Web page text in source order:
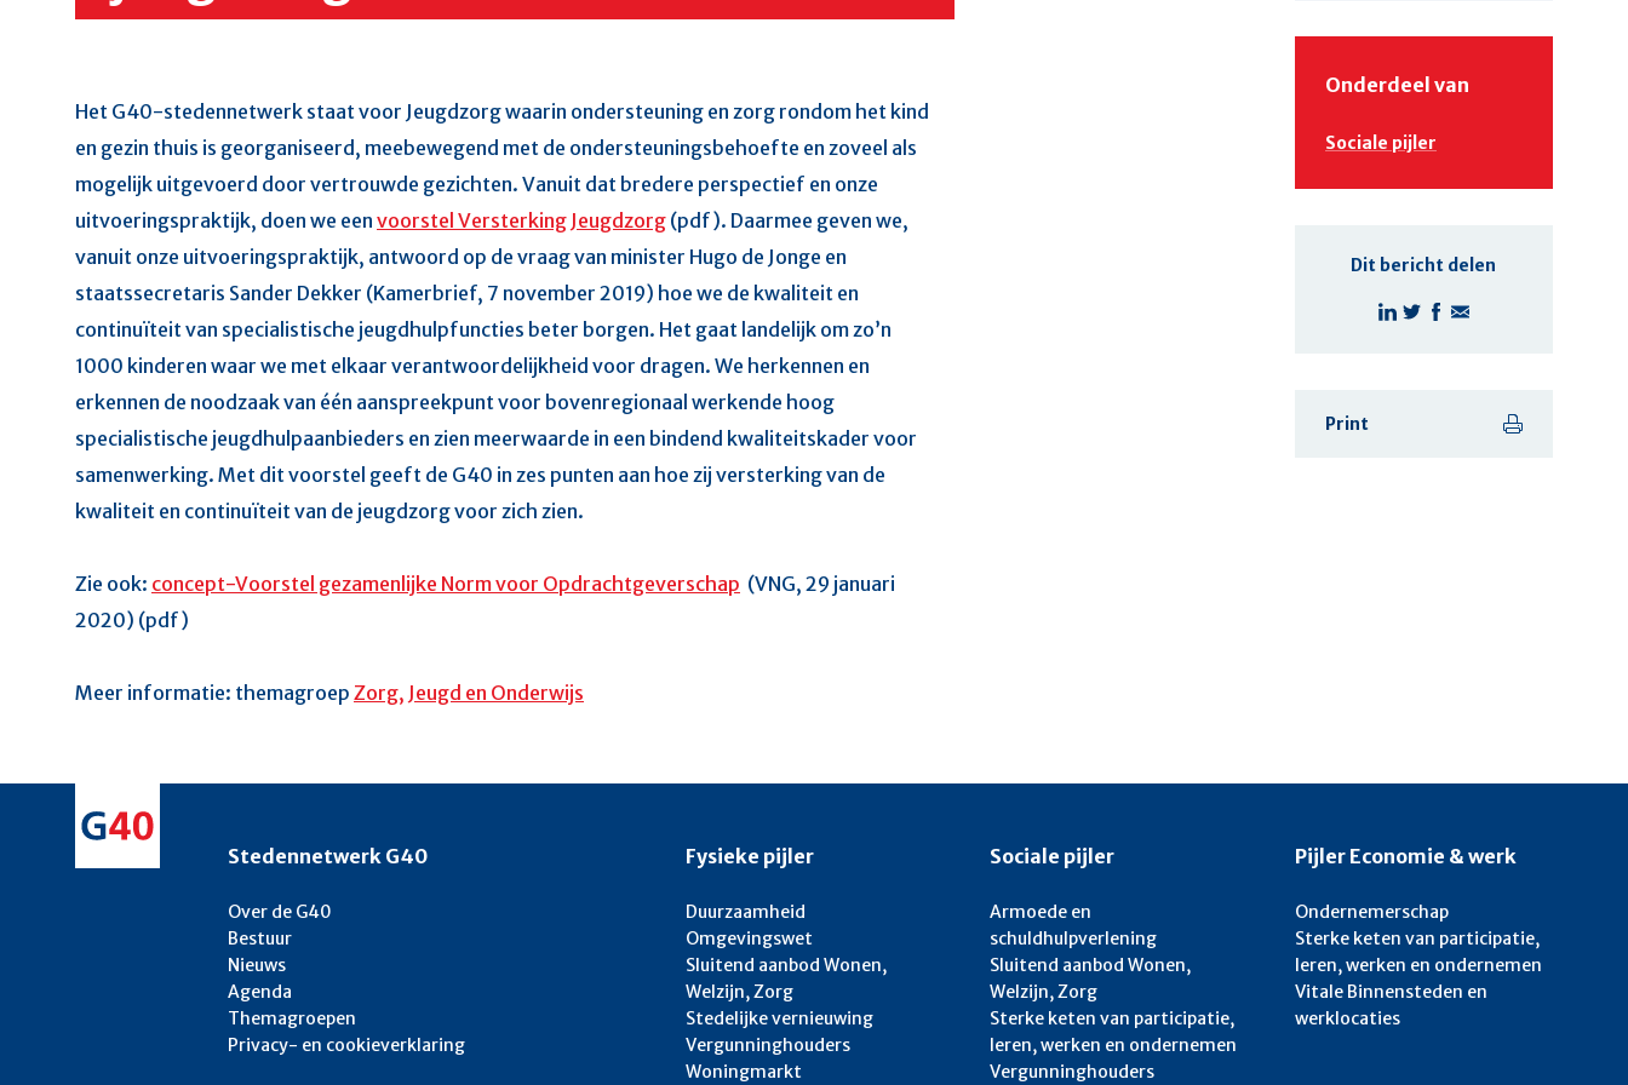
Het G40-stedennetwerk staat voor Jeugdzorg waarin ondersteuning en zorg rondom het kind
en gezin thuis is georganiseerd, meebewegend met de ondersteuningsbehoefte en zoveel als
mogelijk uitgevoerd door vertrouwde gezichten. Vanuit dat bredere perspectief en onze
uitvoeringspraktijk, doen we een voorstel Versterking Jeugdzorg (pdf). Daarmee geven we,
vanuit onze uitvoeringspraktijk, antwoord op de vraag van minister Hugo de Jonge en
staatssecretaris Sander Dekker (Kamerbrief, 7 november 2019) hoe we de kwaliteit en
continuïteit van specialistische jeugdhulpfuncties beter borgen. Het gaat landelijk om zo’n
1000 kinderen waar we met elkaar verantwoordelijkheid voor dragen. We herkennen en
erkennen de noodzaak van één aanspreekpunt voor bovenregionaal werkende hoog
specialistische jeugdhulpaanbieders en zien meerwaarde in een bindend kwaliteitskader voor
samenwerking. Met dit voorstel geeft de G40 in zes punten aan hoe zij versterking van de
kwaliteit en continuïteit van de jeugdzorg voor zich zien.
Zie ook: concept-Voorstel gezamenlijke Norm voor Opdrachtgeverschap (VNG, 29 januari
2020) (pdf)
Meer informatie: themagroep Zorg, Jeugd en Onderwijs
Onderdeel van
Sociale pijler
Dit bericht delen
Print
Stedennetwerk G40
Over de G40
Bestuur
Nieuws
Agenda
Themagroepen
Privacy- en cookieverklaring
Fysieke pijler
Duurzaamheid
Omgevingswet
Sluitend aanbod Wonen,
Welzijn, Zorg
Stedelijke vernieuwing
Vergunninghouders
Woningmarkt
Sociale pijler
Armoede en
schuldhulpverlening
Sluitend aanbod Wonen,
Welzijn, Zorg
Sterke keten van participatie,
leren, werken en ondernemen
Vergunninghouders
Pijler Economie & werk
Ondernemerschap
Sterke keten van participatie,
leren, werken en ondernemen
Vitale Binnensteden en
werklocaties